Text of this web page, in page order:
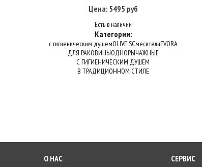
Цена: 5495 руб
Есть в наличии
Категории:
с гигиеническим душемOLIVE'SСмесителиEVORA
ДЛЯ РАКОВИНЫОДНОРЫЧАЖНЫЕ
С ГИГИЕНИЧЕСКИМ ДУШЕМ
В ТРАДИЦИОННОМ СТИЛЕ
О НАС СЕРВИС